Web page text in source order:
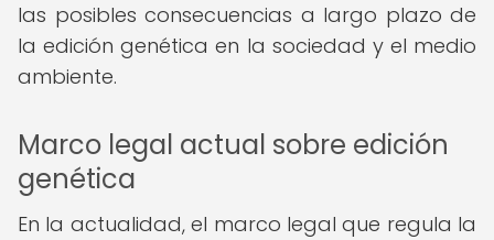
las posibles consecuencias a largo plazo de
la edición genética en la sociedad y el medio
ambiente.
Marco legal actual sobre edición
genética
En la actualidad, el marco legal que regula la